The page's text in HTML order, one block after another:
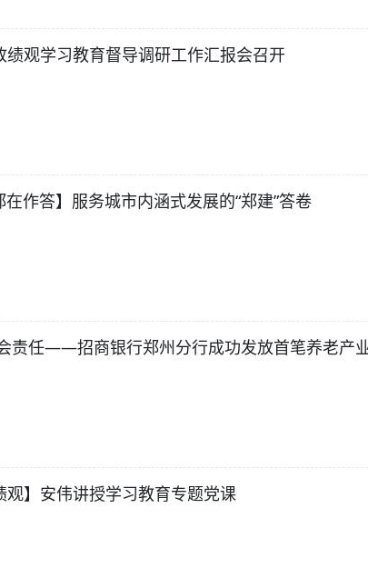
绩观学习教育督导调研工作汇报会召开
在作答】服务城市内涵式发展的“郑建”答卷
责任——招商银行郑州分行成功发放首笔养老产
观】安伟讲授学习教育专题党课